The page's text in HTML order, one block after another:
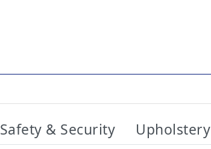
Upholstery
Safety & Security